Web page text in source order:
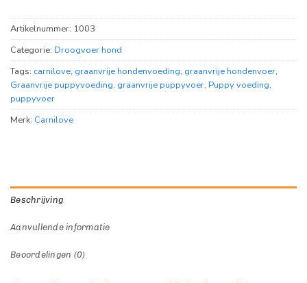
Artikelnummer: 1003
Categorie: Droogvoer hond
Tags: carnilove, graanvrije hondenvoeding, graanvrije hondenvoer,
Graanvrije puppyvoeding, graanvrije puppyvoer, Puppy voeding,
puppyvoer
Merk: Carnilove
Beschrijving
Aanvullende informatie
Beoordelingen (0)